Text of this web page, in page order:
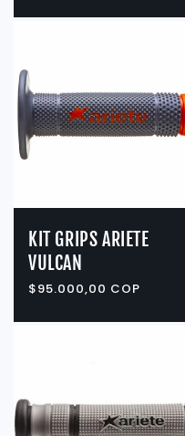
KIT GRIPS ARIETE
VULCAN
Precio
$95.000,00 COP